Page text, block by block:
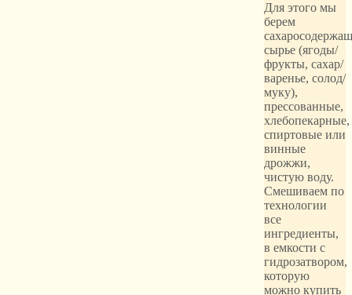
Для этого мы
берем
сырье (ягоды/
фрукты, сахар/
варенье, солод/
муку),
прессованные,
хлебопекарные,
спиртовые или
винные
дрожжи,
чистую воду.
Смешиваем по
технологии
все
ингредиенты,
в емкости с
гидрозатвором,
которую
можно купить